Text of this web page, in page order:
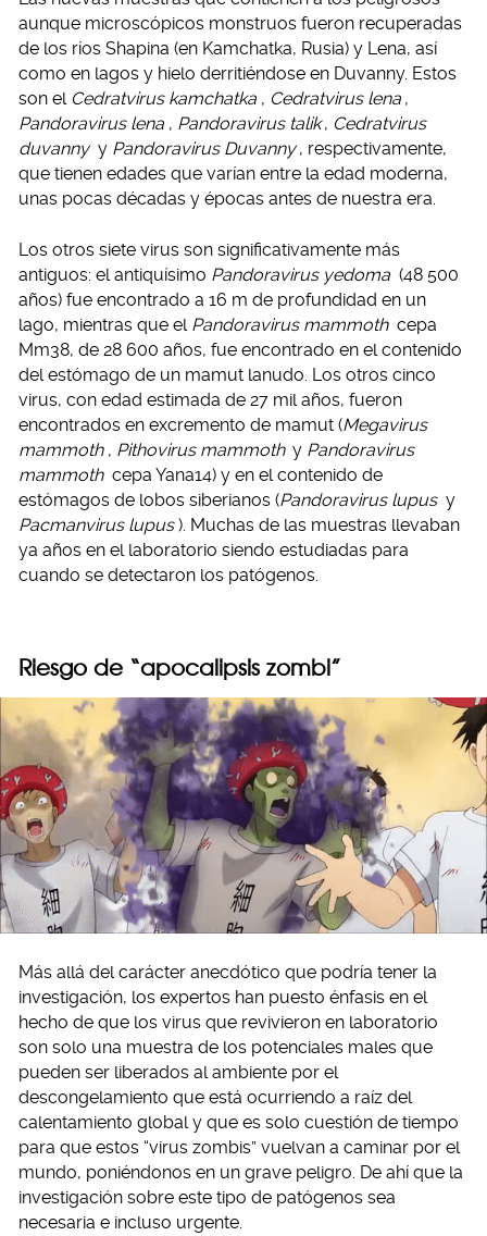
aunque microscópicos monstruos fueron recuperadas
de los ríos Shapina (en Kamchatka, Rusia) y Lena, así
como en lagos y hielo derritiéndose en Duvanny. Estos
son el Cedratvirus kamchatka , Cedratvirus lena ,
Pandoravirus lena , Pandoravirus talik , Cedratvirus
duvanny y Pandoravirus Duvanny , respectivamente,
que tienen edades que varían entre la edad moderna,
unas pocas décadas y épocas antes de nuestra era.
Los otros siete virus son significativamente más
antiguos: el antiquísimo Pandoravirus yedoma (48 500
años) fue encontrado a 16 m de profundidad en un
lago, mientras que el Pandoravirus mammoth cepa
Mm38, de 28 600 años, fue encontrado en el contenido
del estómago de un mamut lanudo. Los otros cinco
virus, con edad estimada de 27 mil años, fueron
encontrados en excremento de mamut (Megavirus
mammoth , Pithovirus mammoth y Pandoravirus
mammoth cepa Yana14) y en el contenido de
estómagos de lobos siberianos (Pandoravirus lupus y
Pacmanvirus lupus ). Muchas de las muestras llevaban
ya años en el laboratorio siendo estudiadas para
cuando se detectaron los patógenos.
Riesgo de “apocalipsis zombi”
Más allá del carácter anecdótico que podría tener la
investigación, los expertos han puesto énfasis en el
hecho de que los virus que revivieron en laboratorio
son solo una muestra de los potenciales males que
pueden ser liberados al ambiente por el
descongelamiento que está ocurriendo a raíz del
calentamiento global y que es solo cuestión de tiempo
para que estos “virus zombis” vuelvan a caminar por el
mundo, poniéndonos en un grave peligro. De ahí que la
investigación sobre este tipo de patógenos sea
necesaria e incluso urgente.